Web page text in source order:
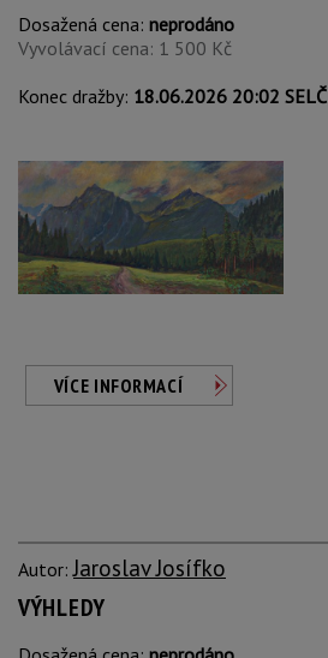
Dosažená cena: neprodáno
Vyvolávací cena: 1 500 Kč
Konec dražby: 18.06.2026 20:02 SELČ
VÍCE INFORMACÍ
Autor:Jaroslav Josífko
VÝHLEDY